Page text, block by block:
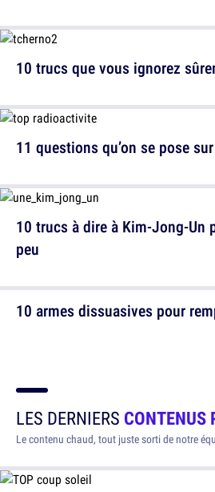
11 questions qu’on se pose
10 armes dissuasives pour
10 trucs que vous ignorez
10 trucs à dire à Kim-Jong-Un
peu
LES DERNIERS CONTENUS
Le contenu chaud, tout juste sorti de notre